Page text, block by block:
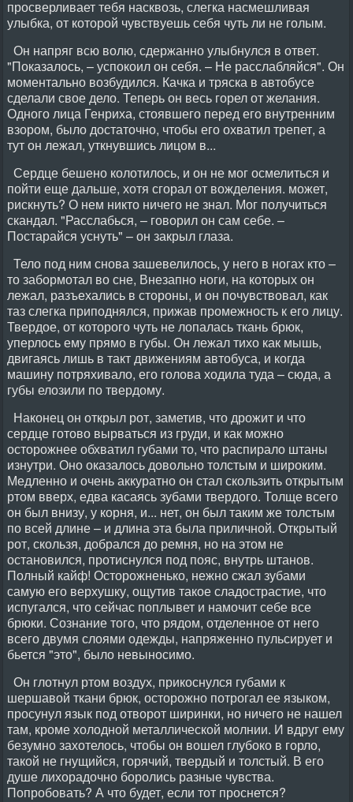
просверливает тебя насквозь, слегка насмешливая
улыбка, от которой чувствуешь себя чуть ли не голым.
Он напряг всю волю, сдержанно улыбнулся в ответ.
"Показалось, – успокоил он себя. – Не расслабляйся". Он
моментально возбудился. Качка и тряска в автобусе
сделали свое дело. Теперь он весь горел от желания.
Одного лица Генриха, стоявшего перед его внутренним
взором, было достаточно, чтобы его охватил трепет, а
тут он лежал, уткнувшись лицом в...
Сердце бешено колотилось, и он не мог осмелиться и
пойти еще дальше, хотя сгорал от вожделения. может,
рискнуть? О нем никто ничего не знал. Мог получиться
скандал. "Расслабься, – говорил он сам себе. –
Постарайся уснуть" – он закрыл глаза.
Тело под ним снова зашевелилось, у него в ногах кто –
то забормотал во сне, Внезапно ноги, на которых он
лежал, разъехались в стороны, и он почувствовал, как
таз слегка приподнялся, прижав промежность к его лицу.
Твердое, от которого чуть не лопалась ткань брюк,
уперлось ему прямо в губы. Он лежал тихо как мышь,
двигаясь лишь в такт движениям автобуса, и когда
машину потряхивало, его голова ходила туда – сюда, а
губы елозили по твердому.
Наконец он открыл рот, заметив, что дрожит и что
сердце готово вырваться из груди, и как можно
осторожнее обхватил губами то, что распирало штаны
изнутри. Оно оказалось довольно толстым и широким.
Медленно и очень аккуратно он стал скользить открытым
ртом вверх, едва касаясь зубами твердого. Толще всего
он был внизу, у корня, и... нет, он был таким же толстым
по всей длине – и длина эта была приличной. Открытый
рот, скользя, добрался до ремня, но на этом не
остановился, протиснулся под пояс, внутрь штанов.
Полный кайф! Осторожненько, нежно сжал зубами
самую его верхушку, ощутив такое сладострастие, что
испугался, что сейчас поплывет и намочит себе все
брюки. Сознание того, что рядом, отделенное от него
всего двумя слоями одежды, напряженно пульсирует и
бьется "это", было невыносимо.
Он глотнул ртом воздух, прикоснулся губами к
шершавой ткани брюк, осторожно потрогал ее языком,
просунул язык под отворот ширинки, но ничего не нашел
там, кроме холодной металлической молнии. И вдруг ему
безумно захотелось, чтобы он вошел глубоко в горло,
такой не гнущийся, горячий, твердый и толстый. В его
душе лихорадочно боролись разные чувства.
Попробовать? А что будет, если тот проснется?